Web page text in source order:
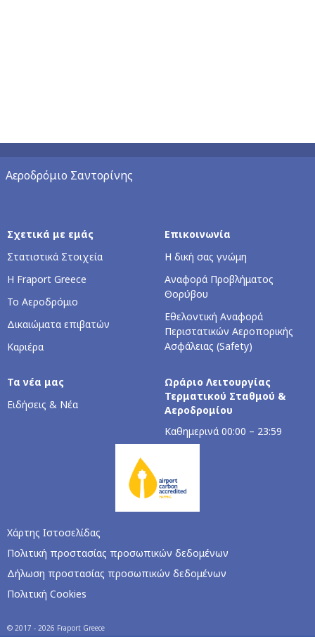
Αεροδρόμιο Σαντορίνης
Σχετικά με εμάς
Στατιστικά Στοιχεία
Η Fraport Greece
Το Αεροδρόμιο
Δικαιώματα επιβατών
Καριέρα
Επικοινωνία
Η δική σας γνώμη
Αναφορά Προβλήματος
Θορύβου
Εθελοντική Αναφορά
Περιστατικών Αεροπορικής
Ασφάλειας (Safety)
Τα νέα μας
Ειδήσεις & Νέα
Ωράριο Λειτουργίας
Τερματικού Σταθμού &
Αεροδρομίου
Καθημερινά 00:00 – 23:59
Χάρτης Ιστοσελίδας
Πολιτική προστασίας προσωπικών δεδομένων
Δήλωση προστασίας προσωπικών δεδομένων
Πολιτική Cookies
© 2017 - 2026 Fraport Greece